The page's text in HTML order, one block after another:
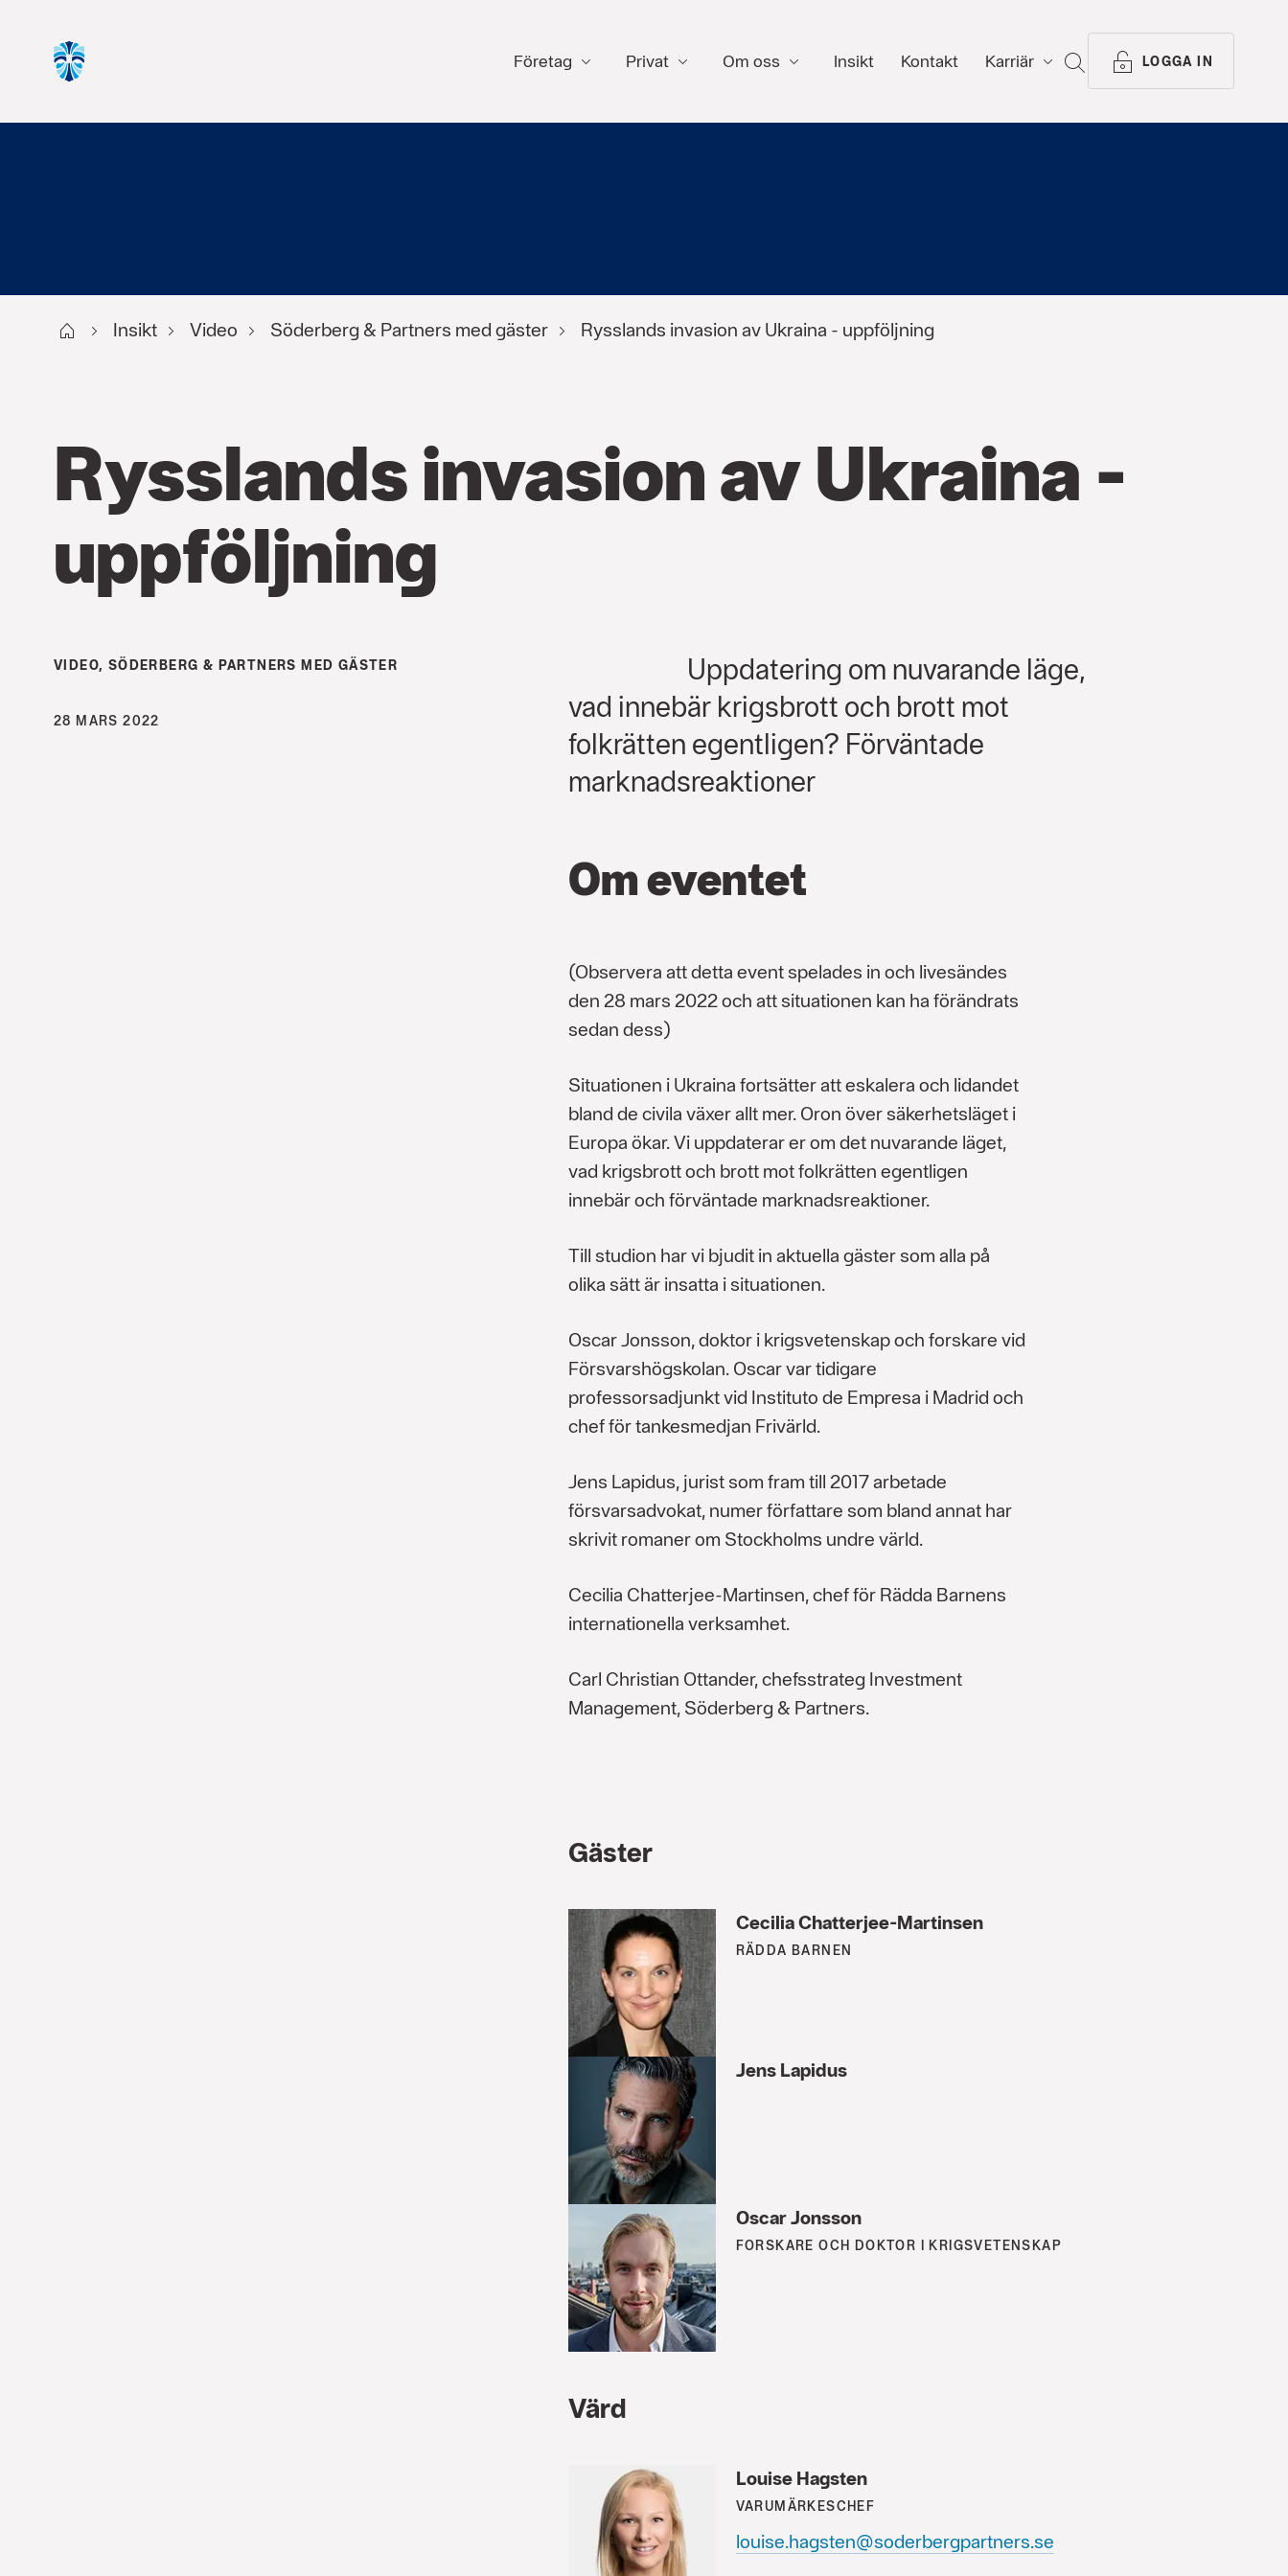
Företag Privat Om oss Insikt Kontakt Karriär SÖK LOGGA IN
Start Insikt Video Söderberg & Partners med gäster Rysslands invasion av Ukraina - uppföljning
Rysslands invasion av Ukraina -
uppföljning
VIDEO, SÖDERBERG & PARTNERS MED GÄSTER
28 MARS 2022
Uppdatering om nuvarande läge,
vad innebär krigsbrott och brott mot
folkrätten egentligen? Förväntade
marknadsreaktioner
Om eventet
(Observera att detta event spelades in och livesändes
den 28 mars 2022 och att situationen kan ha förändrats
sedan dess)
Situationen i Ukraina fortsätter att eskalera och lidandet
bland de civila växer allt mer. Oron över säkerhetsläget i
Europa ökar. Vi uppdaterar er om det nuvarande läget,
vad krigsbrott och brott mot folkrätten egentligen
innebär och förväntade marknadsreaktioner.
Till studion har vi bjudit in aktuella gäster som alla på
olika sätt är insatta i situationen.
Oscar Jonsson, doktor i krigsvetenskap och forskare vid
Försvarshögskolan. Oscar var tidigare
professorsadjunkt vid Instituto de Empresa i Madrid och
chef för tankesmedjan Frivärld.
Jens Lapidus, jurist som fram till 2017 arbetade
försvarsadvokat, numer författare som bland annat har
skrivit romaner om Stockholms undre värld.
Cecilia Chatterjee-Martinsen, chef för Rädda Barnens
internationella verksamhet.
Carl Christian Ottander, chefsstrateg Investment
Management, Söderberg & Partners.
Gäster
Cecilia Chatterjee-Martinsen
RÄDDA BARNEN
Jens Lapidus
Oscar Jonsson
FORSKARE OCH DOKTOR I KRIGSVETENSKAP
Värd
Louise Hagsten
VARUMÄRKESCHEF
louise.hagsten@soderbergpartners.se